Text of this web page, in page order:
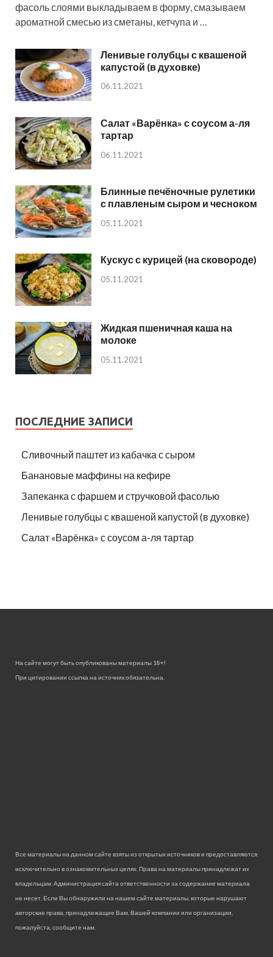
фасоль слоями выкладываем в форму, смазываем
ароматной смесью из сметаны, кетчупа и …
Ленивые голубцы с квашеной
капустой (в духовке)
06.11.2021
Салат «Варёнка» с соусом а-ля
тартар
06.11.2021
Блинные печёночные рулетики
с плавленым сыром и чесноком
05.11.2021
Кускус с курицей (на сковороде)
05.11.2021
Жидкая пшеничная каша на
молоке
05.11.2021
ПОСЛЕДНИЕ ЗАПИСИ
Сливочный паштет из кабачка с сыром
Банановые маффины на кефире
Запеканка с фаршем и стручковой фасолью
Ленивые голубцы с квашеной капустой (в духовке)
Салат «Варёнка» с соусом а-ля тартар
На сайте могут быть опубликованы материалы 18+!
При цитировании ссылка на источник обязательна.
Все материалы на данном сайте взяты из открытых источников и предоставляются
исключительно в ознакомительных целях. Права на материалы принадлежат их
владельцам. Администрация сайта ответственности за содержание материала
не несет. Если Вы обнаружили на нашем сайте материалы, которые нарушают
авторские права, принадлежащие Вам, Вашей компании или организации,
пожалуйста, сообщите нам.